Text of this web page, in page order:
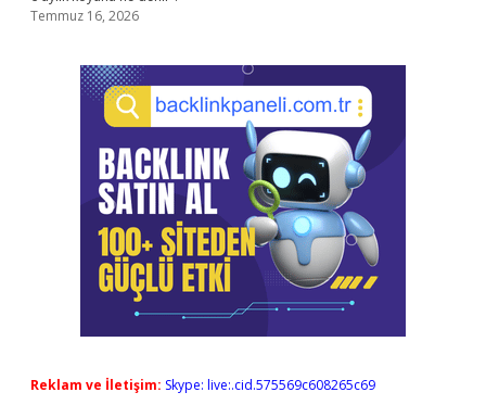
Temmuz 16, 2026
Reklam ve İletişim: Skype: live:.cid.575569c608265c69